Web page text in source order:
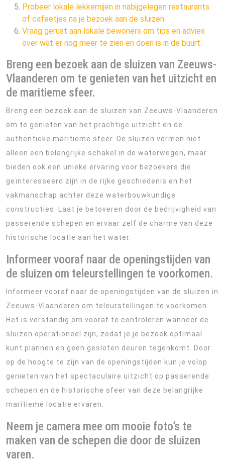
Probeer lokale lekkernijen in nabijgelegen restaurants
of cafeetjes na je bezoek aan de sluizen.
Vraag gerust aan lokale bewoners om tips en advies
over wat er nog meer te zien en doen is in de buurt.
Breng een bezoek aan de sluizen van Zeeuws-
Vlaanderen om te genieten van het uitzicht en
de maritieme sfeer.
Breng een bezoek aan de sluizen van Zeeuws-Vlaanderen
om te genieten van het prachtige uitzicht en de
authentieke maritieme sfeer. De sluizen vormen niet
alleen een belangrijke schakel in de waterwegen, maar
bieden ook een unieke ervaring voor bezoekers die
geïnteresseerd zijn in de rijke geschiedenis en het
vakmanschap achter deze waterbouwkundige
constructies. Laat je betoveren door de bedrijvigheid van
passerende schepen en ervaar zelf de charme van deze
historische locatie aan het water.
Informeer vooraf naar de openingstijden van
de sluizen om teleurstellingen te voorkomen.
Informeer vooraf naar de openingstijden van de sluizen in
Zeeuws-Vlaanderen om teleurstellingen te voorkomen.
Het is verstandig om vooraf te controleren wanneer de
sluizen operationeel zijn, zodat je je bezoek optimaal
kunt plannen en geen gesloten deuren tegenkomt. Door
op de hoogte te zijn van de openingstijden kun je volop
genieten van het spectaculaire uitzicht op passerende
schepen en de historische sfeer van deze belangrijke
maritieme locatie ervaren.
Neem je camera mee om mooie foto’s te
maken van de schepen die door de sluizen
varen.